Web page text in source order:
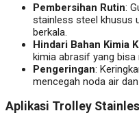
Pembersihan Rutin:
stainless steel khusus
berkala.
Hindari Bahan Kimia
kimia abrasif yang
Pengeringan:
mencegah noda air
Aplikasi Trolley